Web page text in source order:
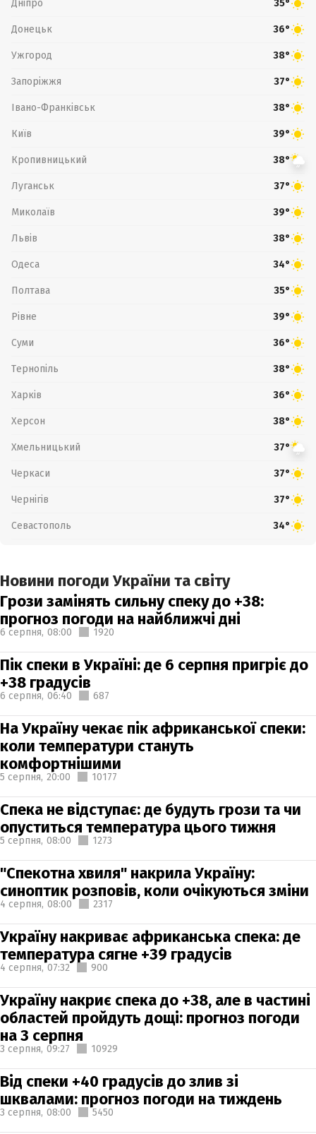
Дніпро 35°
Донецьк 36°
Ужгород 38°
Запоріжжя 37°
Івано-Франківськ 38°
Київ 39°
Кропивницький 38°
Луганськ 37°
Миколаїв 39°
Львів 38°
Одеса 34°
Полтава 35°
Рівне 39°
Суми 36°
Тернопіль 38°
Харків 36°
Херсон 38°
Хмельницький 37°
Черкаси 37°
Чернігів 37°
Севастополь 34°
Новини погоди України та світу
Грози замінять сильну спеку до +38:
прогноз погоди на найближчі дні
6 серпня, 08:00 1920
Пік спеки в Україні: де 6 серпня пригріє до
+38 градусів
6 серпня, 06:40 687
На Україну чекає пік африканської спеки:
коли температури стануть
комфортнішими
5 серпня, 20:00 10177
Спека не відступає: де будуть грози та чи
опуститься температура цього тижня
5 серпня, 08:00 1273
"Спекотна хвиля" накрила Україну:
синоптик розповів, коли очікуються зміни
4 серпня, 08:00 2317
Україну накриває африканська спека: де
температура сягне +39 градусів
4 серпня, 07:32 900
Україну накриє спека до +38, але в частині
областей пройдуть дощі: прогноз погоди
на 3 серпня
3 серпня, 09:27 10929
Від спеки +40 градусів до злив зі
шквалами: прогноз погоди на тиждень
3 серпня, 08:00 5450